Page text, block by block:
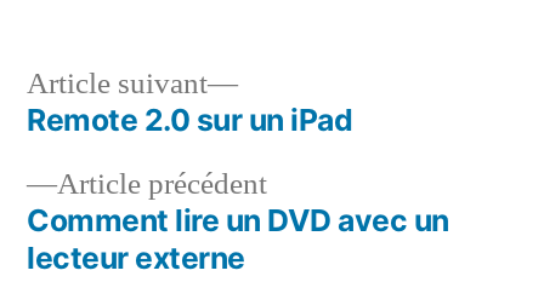
Navigation
de
l’article
Article précédentArticle
précédent :
Comment lire un DVD avec un
lecteur externe
Article suivant
Article
suivant :
Remote 2.0 sur un iPad